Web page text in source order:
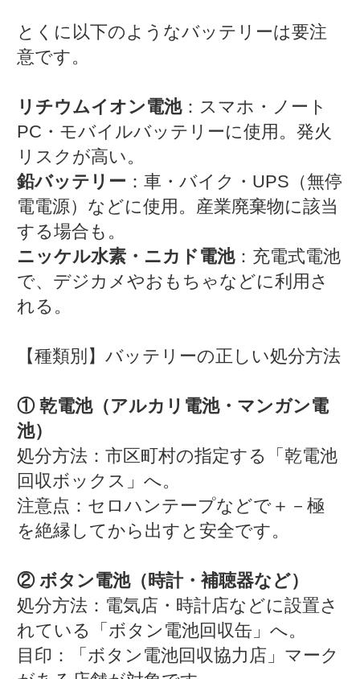
とくに以下のようなバッテリーは要注
意です。
リチウムイオン電池：スマホ・ノート
PC・モバイルバッテリーに使用。発火
リスクが高い。
鉛バッテリー ：車・バイク・UPS（無停
電電源）などに使用。産業廃棄物に該当
する場合も。
ニッケル水素・ニカド電池：充電式電池
で、デジカメやおもちゃなどに利用さ
れる。
【種類別】バッテリーの正しい処分方法
① 乾電池（アルカリ電池・マンガン電
池）
処分方法：市区町村の指定する「乾電池
回収ボックス」へ。
注意点：セロハンテープなどで＋－極
を絶縁してから出すと安全です。
② ボタン電池（時計・補聴器など）
処分方法：電気店・時計店などに設置さ
れている「ボタン電池回収缶」へ。
目印：「ボタン電池回収協力店」マーク